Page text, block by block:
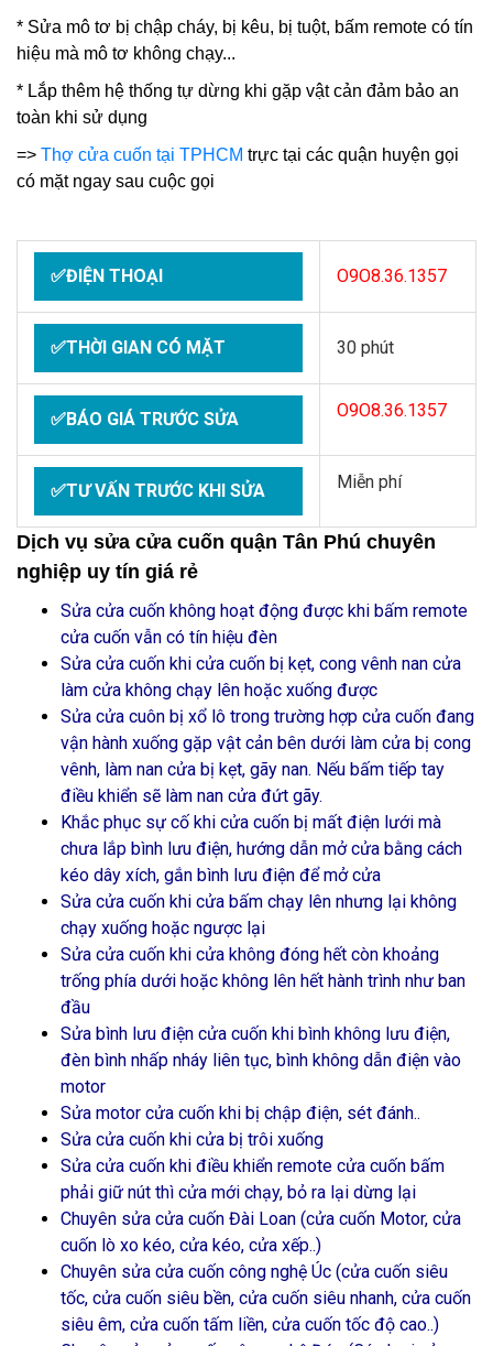
* Sửa mô tơ bị chập cháy, bị kêu, bị tuột, bấm remote có tín
hiệu mà mô tơ không chạy...
* Lắp thêm hệ thống tự dừng khi gặp vật cản đảm bảo an
toàn khi sử dụng
=> Thợ cửa cuốn tại TPHCM trực tại các quận huyện gọi
có mặt ngay sau cuộc gọi
✅ĐIỆN THOẠI O9O8.36.1357
✅THỜI GIAN CÓ MẶT 30 phút
✅BÁO GIÁ TRƯỚC SỬA O9O8.36.1357
✅TƯ VẤN TRƯỚC KHI SỬA Miễn phí
Dịch vụ sửa cửa cuốn quận Tân Phú chuyên
nghiệp uy tín giá rẻ
Sửa cửa cuốn không hoạt động được khi bấm remote
cửa cuốn vẫn có tín hiệu đèn
Sửa cửa cuốn khi cửa cuốn bị kẹt, cong vênh nan cửa
làm cửa không chạy lên hoặc xuống được
Sửa cửa cuôn bị xổ lô trong trường hợp cửa cuốn đang
vận hành xuống gặp vật cản bên dưới làm cửa bị cong
vênh, làm nan cửa bị kẹt, gãy nan. Nếu bấm tiếp tay
điều khiển sẽ làm nan cửa đứt gãy.
Khắc phục sự cố khi cửa cuốn bị mất điện lưới mà
chưa lắp bình lưu điện, hướng dẫn mở cửa bằng cách
kéo dây xích, gắn bình lưu điện để mở cửa
Sửa cửa cuốn khi cửa bấm chạy lên nhưng lại không
chạy xuống hoặc ngược lại
Sửa cửa cuốn khi cửa không đóng hết còn khoảng
trống phía dưới hoặc không lên hết hành trình như ban
đầu
Sửa bình lưu điện cửa cuốn khi bình không lưu điện,
đèn bình nhấp nháy liên tục, bình không dẫn điện vào
motor
Sửa motor cửa cuốn khi bị chập điện, sét đánh..
Sửa cửa cuốn khi cửa bị trôi xuống
Sửa cửa cuốn khi điều khiển remote cửa cuốn bấm
phải giữ nút thì cửa mới chạy, bỏ ra lại dừng lại
Chuyên sửa cửa cuốn Đài Loan (cửa cuốn Motor, cửa
cuốn lò xo kéo, cửa kéo, cửa xếp..)
Chuyên sửa cửa cuốn công nghệ Úc (cửa cuốn siêu
tốc, cửa cuốn siêu bền, cửa cuốn siêu nhanh, cửa cuốn
siêu êm, cửa cuốn tấm liền, cửa cuốn tốc độ cao..)